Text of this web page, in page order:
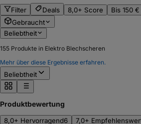
Filter Deals 8,0+ Score Bis 150 €
Gebraucht
Beliebtheit
155 Produkte in Elektro Blechscheren
Mehr über diese Ergebnisse erfahren.
Beliebtheit
Produktbewertung
8,0+ Hervorragend6 7,0+